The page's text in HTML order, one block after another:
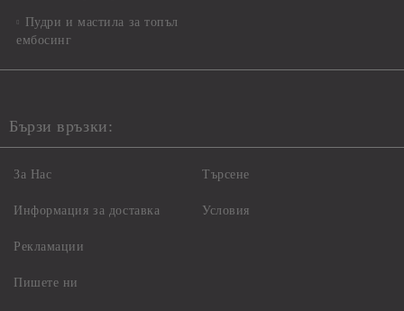
Пудри и мастила за топъл
ембосинг
Бързи връзки:
За Нас
Информация за доставка
Рекламации
Пишете ни
Търсене
Условия